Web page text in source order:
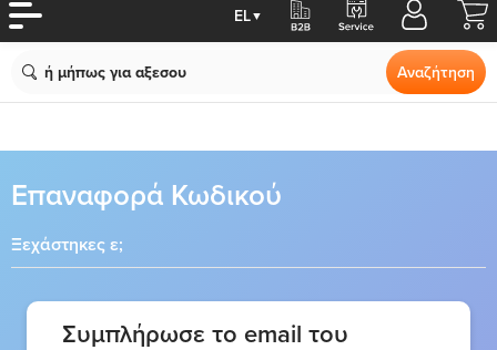
Αναζήτηση
EL▼
Cart
Επαναφορά Κωδικού
Ξεχάστηκες ε;
Συμπλήρωσε το email του